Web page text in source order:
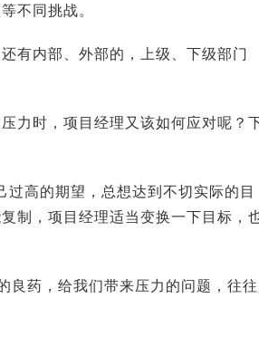
不同挑战。
有内部、外部的，上级、下级部门
力时，项目经理又该如何应对呢？
过高的期望，总想达到不切实际的目
制，项目经理适当变换一下目标，
良药，给我们带来压力的问题，往